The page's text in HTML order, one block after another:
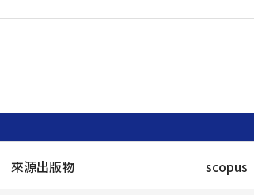
來源出版物 scopus